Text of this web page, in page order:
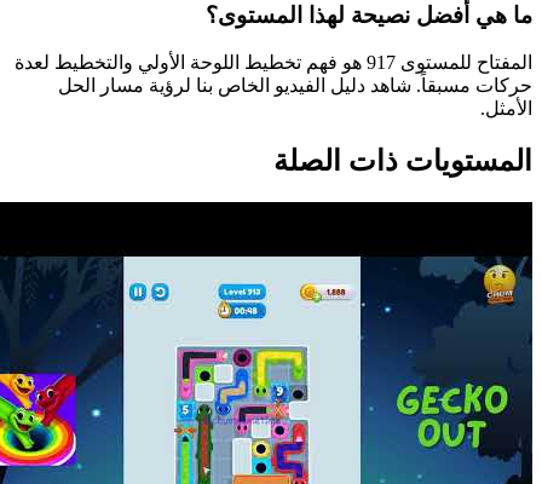
ما هي أفضل نصيحة لهذا المستوى؟
المفتاح للمستوى 917 هو فهم تخطيط اللوحة الأولي والتخطيط لعدة
حركات مسبقاً. شاهد دليل الفيديو الخاص بنا لرؤية مسار الحل
الأمثل.
المستويات ذات الصلة